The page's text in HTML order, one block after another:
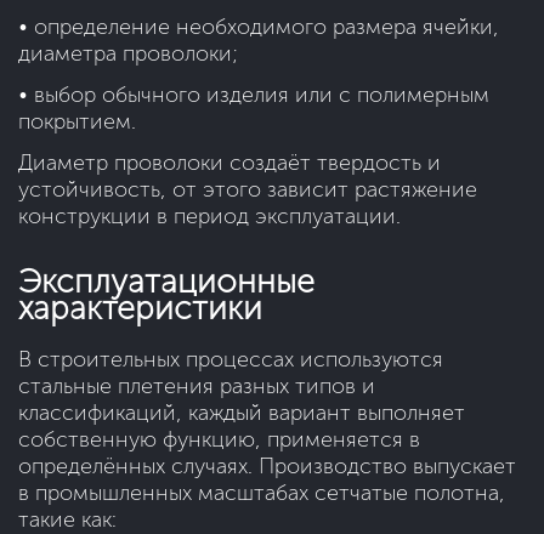
• определение необходимого размера ячейки,
диаметра проволоки;
• выбор обычного изделия или с полимерным
покрытием.
Диаметр проволоки создаёт твердость и
устойчивость, от этого зависит растяжение
конструкции в период эксплуатации.
Эксплуатационные
характеристики
В строительных процессах используются
стальные плетения разных типов и
классификаций, каждый вариант выполняет
собственную функцию, применяется в
определённых случаях. Производство выпускает
в промышленных масштабах сетчатые полотна,
такие как: